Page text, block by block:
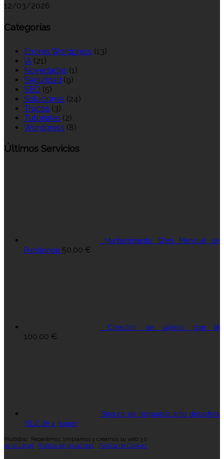
12/03/2026
Categorías
Errores Wordpress (13)
IA (21)
Novedades (1)
Seguridad (9)
SEO (5)
Soluciones (24)
Trucos (3)
Tutoriales (2)
Wordpress (8)
Últimos Servicios
Mantenimiento Web Mensual de
Prestashop 50,00 €
Creación de vídeos con IA
100,00 €
Seguro de respuesta ante desastres
(SLA de 4 horas)
Multidisc. Reparamos, limpiamos y creamos su web 3.0
Aviso Legal· Política de privacidad · Política de Cookies